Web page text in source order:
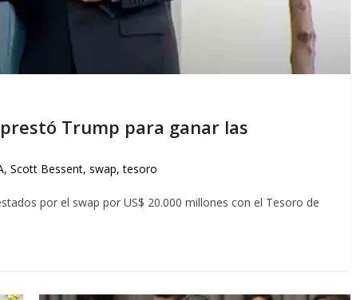
Trump para ganar las
, Scott Bessent, swap,tesoro
por el swap por US$ 20.000 millones con el Tesoro de